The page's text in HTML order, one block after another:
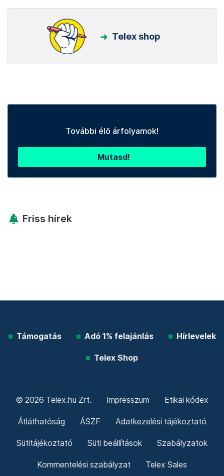
Telex shop
További élő árfolyamok!
Mutasd!
Friss hírek
Támogatás Adó 1% felajánlás Hírlevelek
Telex Shop
© 2026 Telex.hu Zrt. Impresszum Etikai kódex
Átláthatóság ÁSZF Adatkezelési tájékoztató
Sütitájékoztató Süti beállítások Szabályzatok
Kommentelési szabályzat Telex Sales